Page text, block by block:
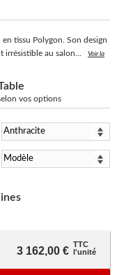
tissu Polygon. Son design
au salon...
Voir la
vos options
3 162,00 €
TTC
l'unité